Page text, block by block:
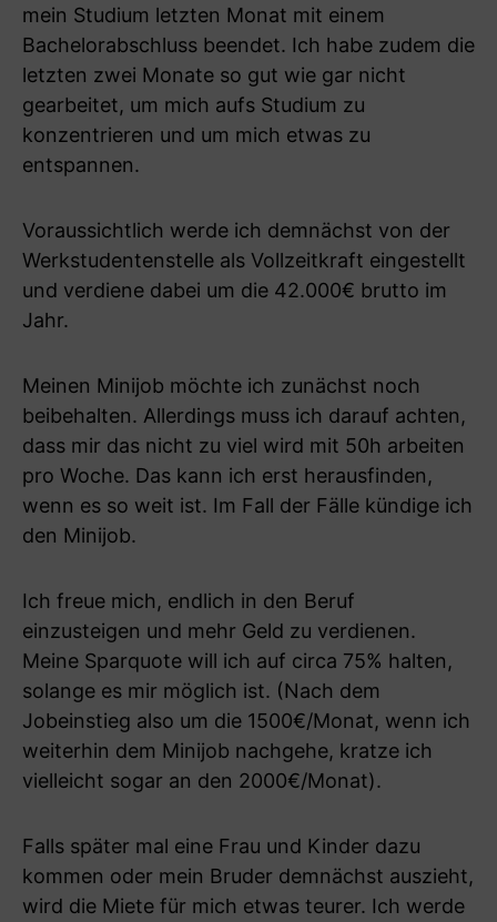
mein Studium letzten Monat mit einem
Bachelorabschluss beendet. Ich habe zudem die
letzten zwei Monate so gut wie gar nicht
gearbeitet, um mich aufs Studium zu
konzentrieren und um mich etwas zu
entspannen.
Voraussichtlich werde ich demnächst von der
Werkstudentenstelle als Vollzeitkraft eingestellt
und verdiene dabei um die 42.000€ brutto im
Jahr.
Meinen Minijob möchte ich zunächst noch
beibehalten. Allerdings muss ich darauf achten,
dass mir das nicht zu viel wird mit 50h arbeiten
pro Woche. Das kann ich erst herausfinden,
wenn es so weit ist. Im Fall der Fälle kündige ich
den Minijob.
Ich freue mich, endlich in den Beruf
einzusteigen und mehr Geld zu verdienen.
Meine Sparquote will ich auf circa 75% halten,
solange es mir möglich ist. (Nach dem
Jobeinstieg also um die 1500€/Monat, wenn ich
weiterhin dem Minijob nachgehe, kratze ich
vielleicht sogar an den 2000€/Monat).
Falls später mal eine Frau und Kinder dazu
kommen oder mein Bruder demnächst auszieht,
wird die Miete für mich etwas teurer. Ich werde